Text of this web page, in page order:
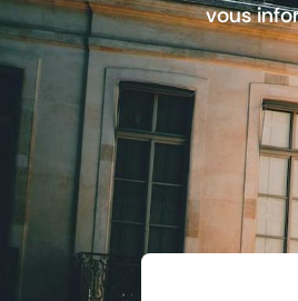
vous